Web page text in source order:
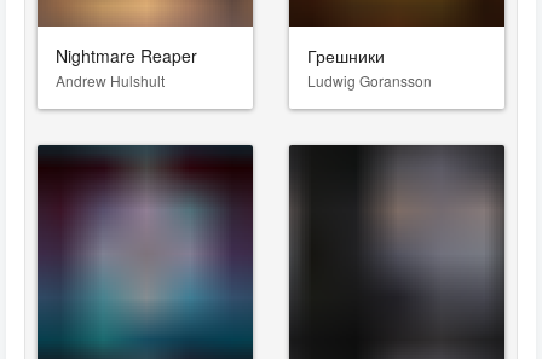
Nightmare Reaper
Andrew Hulshult
Грешники
Ludwig Goransson